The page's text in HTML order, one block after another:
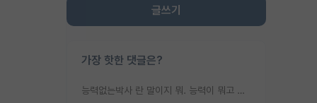
글쓰기
가장 핫한 댓글은?
능력없는박사 란 말이지 뭐. 능력이 뭐고 능력이 있다는게 뭔지는 사람마다 기준이 다르니까 얘기해봐야 서로 자기 기준만 얘기해서 논쟁이 끝이 안나고. 주위에서 능력있고 야심있는 신입생이 교수가 유의미한 피드백을 아예 안주면서 제대로된 과제에 참여해볼 기회도 제공하지 않고 잡일 뺑뺑이만 돌려서 맨날 단순작업만 하면서 밤새다가 눈빛이 점점 죽어가는걸 본 사람은 물박사는 교수탓이라고 하고, 교수는 이것저것 알려도 주고 기회도 주고 사수 동기 붙여주면서 어떻게든 끌고가려고 하는데 본인이 매일 뺀질거리면서 출근 하는둥마는둥 하다가 기껏 와서도 폰이나 쳐다보다가 실험 망치고 저녁약속있어서 먼저 가볼게요~ 하는걸 본 사람은 물박사는 본인탓이라고 함.